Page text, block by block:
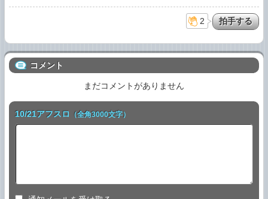
2
コメント
まだコメントがありません
10/21アフスロ （全角3000文字）